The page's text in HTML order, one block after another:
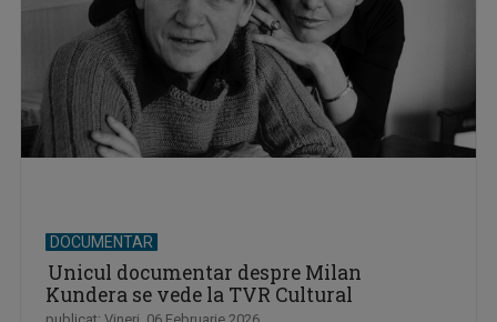
DOCUMENTAR
Unicul documentar despre Milan
Kundera se vede la TVR Cultural